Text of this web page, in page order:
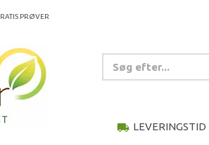
PRØVER
local_shipping